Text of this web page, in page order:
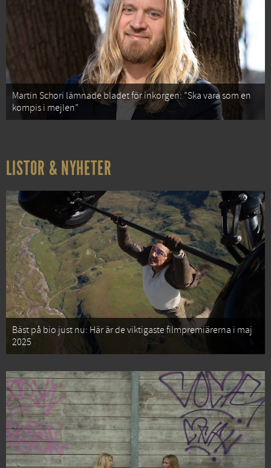
Martin Schori lämnade bladet för inkorgen: ”Ska vara som en
kompis i mejlen”
LISTOR & NYHETER
Bäst på bio just nu: Här är de viktigaste filmpremiärerna i maj
2025